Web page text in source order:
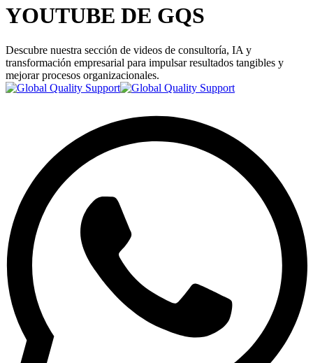
YOUTUBE DE GQS
Descubre nuestra sección de videos de consultoría, IA y
transformación empresarial para impulsar resultados tangibles y
mejorar procesos organizacionales.